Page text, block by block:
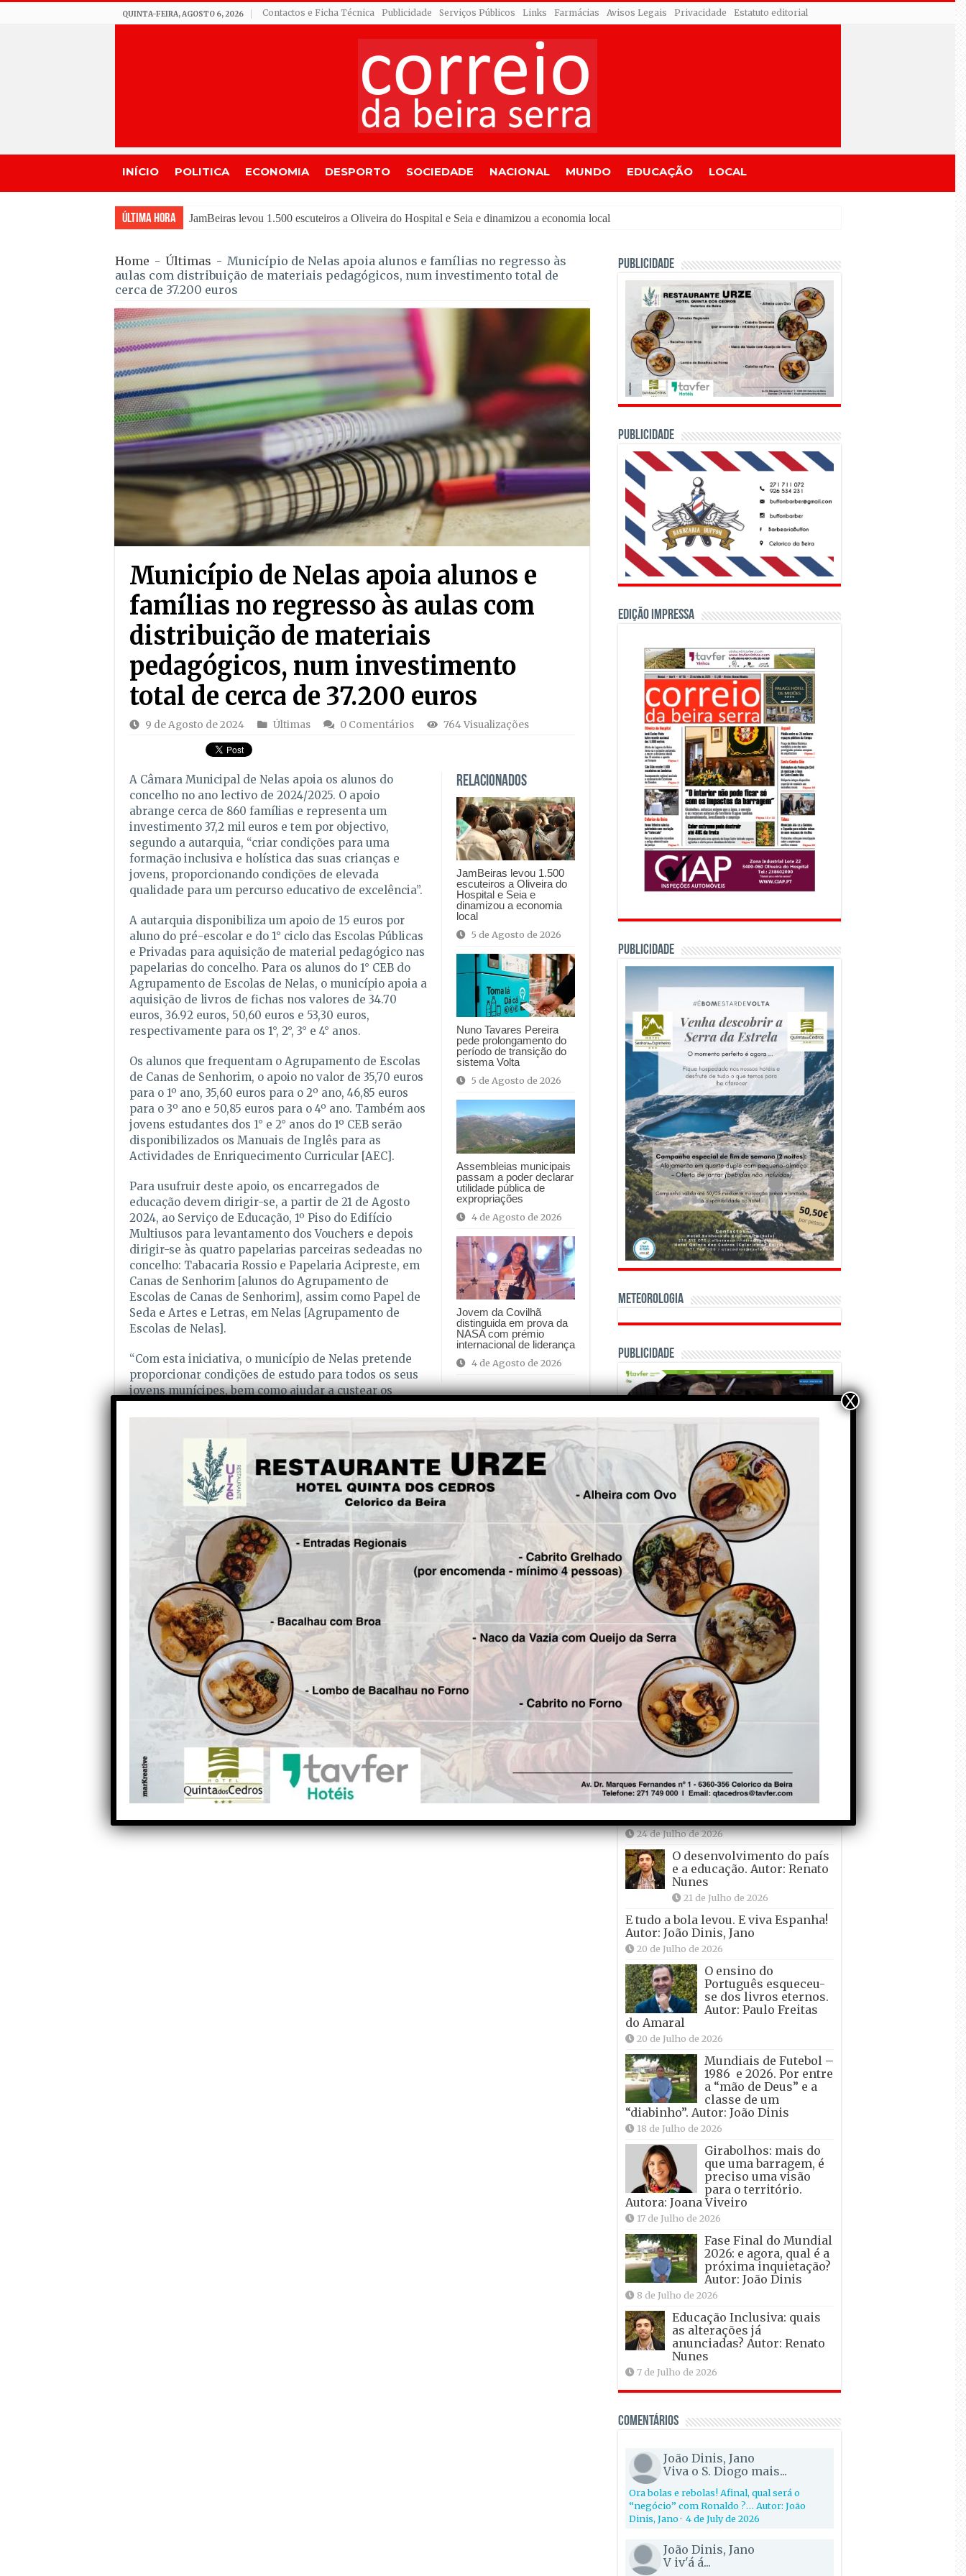
QUINTA-FEIRA, AGOSTO 6, 2026 Contactos e Ficha Técnica Publicidade Serviços Públicos Links Farmácias Avisos Legais Privacidade Estatuto editorial
INÍCIO POLITICA ECONOMIA DESPORTO SOCIEDADE NACIONAL MUNDO EDUCAÇÃO LOCAL
Última Hora Tradição do “Solteiros vs C
Home - Últimas - Município de Nelas apoia alunos e famílias no regresso às
aulas com distribuição de materiais pedagógicos, num investimento total de
cerca de 37.200 euros
Município de Nelas apoia alunos e
famílias no regresso às aulas com
distribuição de materiais
pedagógicos, num investimento
total de cerca de 37.200 euros
9 de Agosto de 2024 Últimas 0 Comentários 764 Visualizações
Relacionados
JamBeiras levou 1.500
escuteiros a Oliveira do
Hospital e Seia e
dinamizou a economia
local
5 de Agosto de 2026
Nuno Tavares Pereira
pede prolongamento do
período de transição do
sistema Volta
5 de Agosto de 2026
Assembleias municipais
passam a poder declarar
utilidade pública de
expropriações
4 de Agosto de 2026
Jovem da Covilhã
distinguida em prova da
NASA com prémio
internacional de liderança
4 de Agosto de 2026
A Câmara Municipal de Nelas apoia os alunos do
concelho no ano lectivo de 2024/2025. O apoio
abrange cerca de 860 famílias e representa um
investimento 37,2 mil euros e tem por objectivo,
segundo a autarquia, “criar condições para uma
formação inclusiva e holística das suas crianças e
jovens, proporcionando condições de elevada
qualidade para um percurso educativo de excelência”.
A autarquia disponibiliza um apoio de 15 euros por
aluno do pré-escolar e do 1° ciclo das Escolas Públicas
e Privadas para aquisição de material pedagógico nas
papelarias do concelho. Para os alunos do 1° CEB do
Agrupamento de Escolas de Nelas, o município apoia a
aquisição de livros de fichas nos valores de 34.70
euros, 36.92 euros, 50,60 euros e 53,30 euros,
respectivamente para os 1°, 2°, 3° e 4° anos.
Os alunos que frequentam o Agrupamento de Escolas
de Canas de Senhorim, o apoio no valor de 35,70 euros
para o 1º ano, 35,60 euros para o 2º ano, 46,85 euros
para o 3º ano e 50,85 euros para o 4º ano. Também aos
jovens estudantes dos 1° e 2° anos do 1º CEB serão
disponibilizados os Manuais de Inglês para as
Actividades de Enriquecimento Curricular [AEC].
Para usufruir deste apoio, os encarregados de
educação devem dirigir-se, a partir de 21 de Agosto
2024, ao Serviço de Educação, 1º Piso do Edifício
Multiusos para levantamento dos Vouchers e depois
dirigir-se às quatro papelarias parceiras sedeadas no
concelho: Tabacaria Rossio e Papelaria Acipreste, em
Canas de Senhorim [alunos do Agrupamento de
Escolas de Canas de Senhorim], assim como Papel de
Seda e Artes e Letras, em Nelas [Agrupamento de
Escolas de Nelas].
“Com esta iniciativa, o município de Nelas pretende
proporcionar condições de estudo para todos os seus
jovens munícipes, bem como ajudar a custear os
medida visa também impulsionar a economia local, através da aposta das
compras escolares no comércio do Concelho, reforçando assim o elo entre a
comunidade educativa e o sector económico do seu território”, explica uma nota
da autarquia que solicita que os interessados os serviços através de 232 949 911,
963 632 259 ougeral.servicoeducativo@cm-nelas.pt. “O Município de Nelas
compromete-se a continuar a investir no futuro educacional dos nossos jovens e
a promover uma educação equitativa e acessível para todos, conclui.
Partilhe com os seus amigos nas redes sociais!
Anterior
Bombeiros de Seia
receberam novo veículo de
combate a incêndios
florestais
Seg.
CM de Tondela colocou
bilhetes para a FICTON à
venda
PUBLICIDADE
PUBLICIDADE
Edição Impressa
PUBLICIDADE
Meteorologia
Publicidade
OPINIÃO E CRÓNICAS
A marca Sporting em
todo o mundo está a
crescer atrás de
Ronaldo. Autor: Paulo
Freitas do Amaral
5 de Agosto de 2026
Falso crescimento…
Autor: Nuno Pereira
1 de Agosto de 2026
Tadei Pogacar vence o
“Tour” – A “Volta a
França em Bicicleta”
pela quinta vez! Autor:
João Dinis
27 de Julho de 2026
Condecorem o
Primeiro ! – que ele
não quer ir de férias!
Autor: Carlos Martelo
24 de Julho de 2026
O desenvolvimento do país
e a educação. Autor: Renato
Nunes
21 de Julho de 2026
E tudo a bola levou. E viva Espanha!
Autor: João Dinis, Jano
20 de Julho de 2026
O ensino do
Português esqueceu-
se dos livros eternos.
Autor: Paulo Freitas
do Amaral
20 de Julho de 2026
Mundiais de Futebol –
1986 e 2026. Por entre
a “mão de Deus” e a
classe de um
“diabinho”. Autor: João Dinis
18 de Julho de 2026
Girabolhos: mais do
que uma barragem, é
preciso uma visão
para o território.
Autora: Joana Viveiro
17 de Julho de 2026
Fase Final do Mundial
2026: e agora, qual é a
próxima inquietação?
Autor: João Dinis
8 de Julho de 2026
Educação Inclusiva: quais
as alterações já
anunciadas? Autor: Renato
Nunes
7 de Julho de 2026
Comentários
João Dinis, Jano
Viva o S. Diogo mais...
Ora bolas e rebolas! Afinal, qual será o
“negócio” com Ronaldo ?… Autor: João
Dinis, Jano· 4 de July de 2026
João Dinis, Jano
V iv'á á...
X